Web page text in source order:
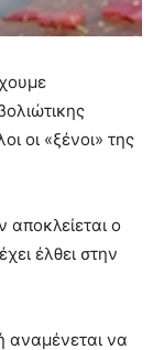
οι «ξένοι» της
αποκλείεται ο
έλθει στην
αναμένεται να